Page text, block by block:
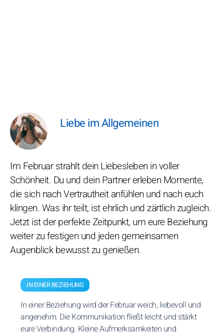
Liebe im Allgemeinen
Im Februar strahlt dein Liebesleben in voller
Schönheit. Du und dein Partner erleben Momente,
die sich nach Vertrautheit anfühlen und nach euch
klingen. Was ihr teilt, ist ehrlich und zärtlich zugleich.
Jetzt ist der perfekte Zeitpunkt, um eure Beziehung
weiter zu festigen und jeden gemeinsamen
Augenblick bewusst zu genießen.
IN EINER BEZIEHUNG
In einer Beziehung wird der Februar weich, liebevoll und
angenehm. Die Kommunikation fließt leicht und stärkt
eure Verbindung. Kleine Aufmerksamkeiten und